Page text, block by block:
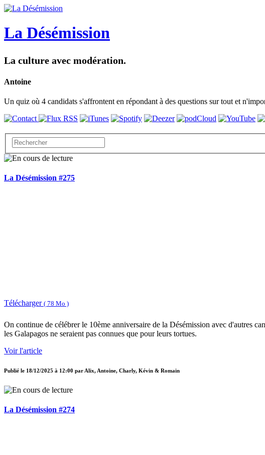
La Désémission
La culture avec modération.
Antoine
Un quiz où 4 candidats s'affrontent en répondant à des questions sur tout et
La Désémission #275
Télécharger ( 78 Mo )
On continue de célébrer le 10ème anniversaire de la Désémission avec d'autres
les Galapagos ne seraient pas connues que pour leurs tortues.
Voir l'article
Publié le 18/12/2025 à 12:00 par Alix, Antoine, Charly, Kévin & Romain
La Désémission #274